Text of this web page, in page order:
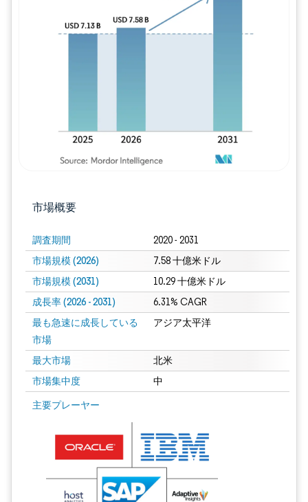
市場概要
調査期間 2020 - 2031
市場規模 (2026) 7.58 十億米ドル
市場規模 (2031) 10.29 十億米ドル
成長率 (2026 - 2031) 6.31% CAGR
最も急速に成長している
市場
アジア太平洋
最大市場 北米
市場集中度 中
主要プレーヤー
画像 © Mordor Intelligence。再利用にはCC BY 4.0の表示が必要です。